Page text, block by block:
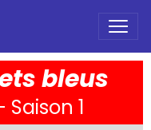
bleus
1